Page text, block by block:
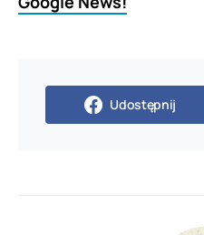
Udostępnij